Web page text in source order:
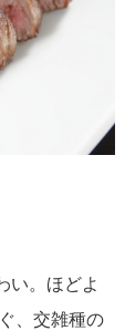
い。ほどよ
、交雑種の